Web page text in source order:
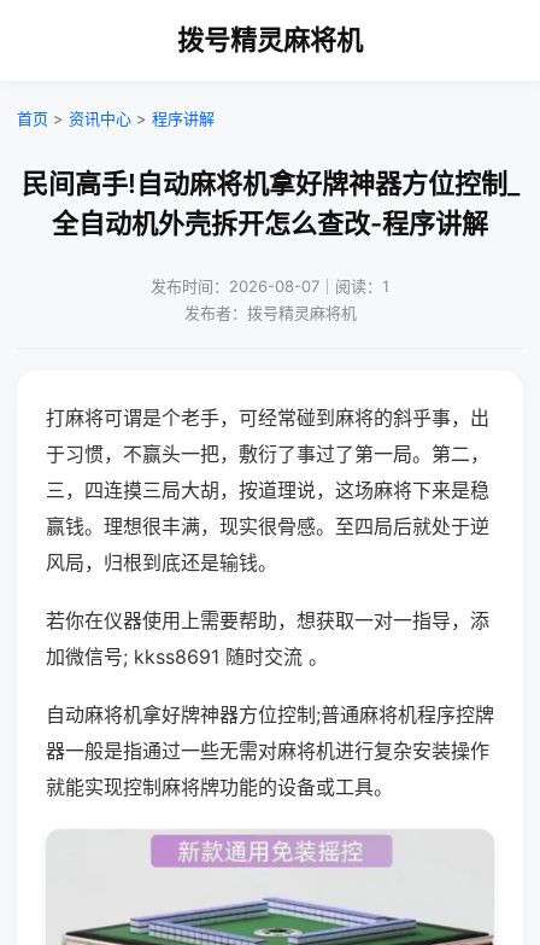
拨号精灵麻将机
首页 > 资讯中心 > 程序讲解
民间高手!自动麻将机拿好牌神器方位控制_
全自动机外壳拆开怎么查改-程序讲解
发布时间：2026-08-07｜阅读：1
发布者：拨号精灵麻将机
打麻将可谓是个老手，可经常碰到麻将的斜乎事，出
于习惯，不赢头一把，敷衍了事过了第一局。第二，
三，四连摸三局大胡，按道理说，这场麻将下来是稳
赢钱。理想很丰满，现实很骨感。至四局后就处于逆
风局，归根到底还是输钱。
若你在仪器使用上需要帮助，想获取一对一指导，添
加微信号; kkss8691 随时交流 。
自动麻将机拿好牌神器方位控制;普通麻将机程序控牌
器一般是指通过一些无需对麻将机进行复杂安装操作
就能实现控制麻将牌功能的设备或工具。